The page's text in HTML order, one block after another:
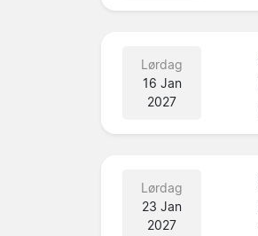
Lørdag
16 Jan
2027
Lørdag
23 Jan
2027